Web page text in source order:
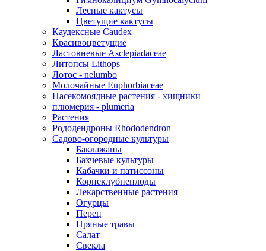
Лесные кактусы
Цветущие кактусы
Каудексные Caudex
Красивоцветущие
Ластовневые Asclepiadaceae
Литопсы Lithops
Лотос - nelumbo
Молочайные Euphorbiaceae
Насекомоядные растения - хищники
плюмерия - plumeria
Растения
Рододендроны Rhododendron
Садово-огородные культуры
Баклажаны
Бахчевые культуры
Кабачки и патиссоны
Корнеклубнеплоды
Лекарственные растения
Огурцы
Перец
Пряные травы
Салат
Свекла